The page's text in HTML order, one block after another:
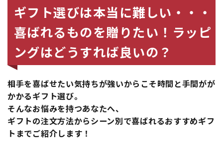
ギフト選びは本当に難しい・・・
喜ばれるものを贈りたい！ラッピ
ングはどうすれば良いの？
相手を喜ばせたい気持ちが強いからこそ時間と手間がが
かかるギフト選び。
そんなお悩みを持つあなたへ、
ギフトの注文方法からシーン別で喜ばれるおすすめギフ
トまでご紹介します！